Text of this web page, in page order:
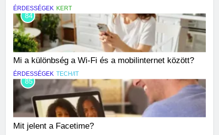
ÉRDESSÉGEK KERT
84
Mi a különbség a Wi-Fi és a mobilinternet között?
ÉRDESSÉGEK TECH/IT
85
Mit jelent a Facetime?